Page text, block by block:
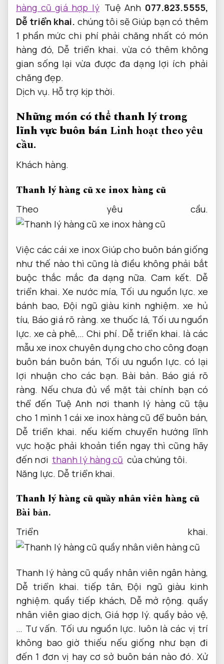
hàng cũ giá hợp lý Tuệ Anh 077.823.5555,
Dễ triển khai. chúng tôi sẽ Giúp bạn có thêm
1 phần mức chi phí phải chăng nhất có món
hàng đó, Dễ triển khai. vừa có thêm không
gian sống lại vừa được đa dạng lợi ích phải
chăng đẹp.
Dịch vụ. Hỗ trợ kịp thời.
Những món có thể thanh lý trong
lĩnh vực buôn bánLinh hoạt theo yêu
cầu.
Khách hàng.
Thanh lý hàng cũ xe inox hàng cũ
Theo yêu cầu.
Việc các cái xe inox Giúp cho buôn bán giống
như thế nào thì cũng là điều không phải bắt
buộc thắc mắc đa dạng nữa.Cam kết. Dễ
triển khai. Xe nước mía, Tối ưu nguồn lực. xe
bánh bao, Đội ngũ giàu kinh nghiệm. xe hủ
tíu, Báo giá rõ ràng. xe thuốc lá, Tối ưu nguồn
lực. xe cà phê,…Chi phí. Dễ triển khai. là các
mẫu xe inox chuyên dụng cho cho công đoạn
buôn bán buôn bán, Tối ưu nguồn lực. có lại
lợi nhuận cho các bạn. Bài bản. Báo giá rõ
ràng. Nếu chưa đủ về mặt tài chính bạn có
thể đến Tuệ Anh nơi thanh lý hàng cũ tậu
cho 1 mình 1 cái xe inox hàng cũ để buôn bán,
Dễ triển khai. nếu kiếm chuyển hướng lĩnh
vực hoặc phải khoản tiền ngay thì cũng hãy
đến nơi thanh lý hàng cũ của chúng tôi.
Năng lực. Dễ triển khai.
Thanh lý hàng cũ quầy nhân viên hàng cũ
Bài bản.
Triển khai.
Thanh lý hàng cũ quầy nhân viên ngân hàng,
Dễ triển khai. tiếp tân,Đội ngũ giàu kinh
nghiệm. quầy tiếp khách, Dễ mở rộng. quầy
nhân viên giao dịch,Giá hợp lý. quầy bảo vệ,
… Tư vấn. Tối ưu nguồn lực. luôn là các vị trí
không bao giờ thiếu nếu giống như bạn đi
đến 1 đơn vị hay cơ sở buôn bán nào đó. Xử